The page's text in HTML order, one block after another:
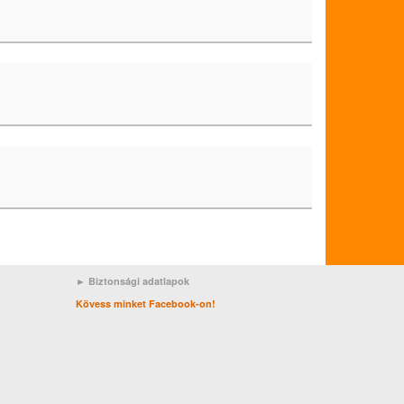
► Biztonsági adatlapok
Kövess minket Facebook-on!